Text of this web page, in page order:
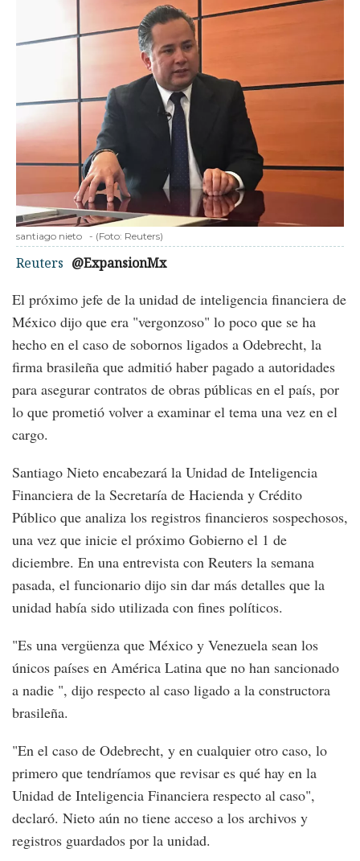
santiago nieto - (Foto: Reuters)
Reuters @ExpansionMx
El próximo jefe de la unidad de inteligencia financiera de
México dijo que era "vergonzoso" lo poco que se ha
hecho en el caso de sobornos ligados a Odebrecht, la
firma brasileña que admitió haber pagado a autoridades
para asegurar contratos de obras públicas en el país, por
lo que prometió volver a examinar el tema una vez en el
cargo.
Santiago Nieto encabezará la Unidad de Inteligencia
Financiera de la Secretaría de Hacienda y Crédito
Público que analiza los registros financieros sospechosos,
una vez que inicie el próximo Gobierno el 1 de
diciembre. En una entrevista con Reuters la semana
pasada, el funcionario dijo sin dar más detalles que la
unidad había sido utilizada con fines políticos.
"Es una vergüenza que México y Venezuela sean los
únicos países en América Latina que no han sancionado
a nadie ", dijo respecto al caso ligado a la constructora
brasileña.
"En el caso de Odebrecht, y en cualquier otro caso, lo
primero que tendríamos que revisar es qué hay en la
Unidad de Inteligencia Financiera respecto al caso",
declaró. Nieto aún no tiene acceso a los archivos y
registros guardados por la unidad.